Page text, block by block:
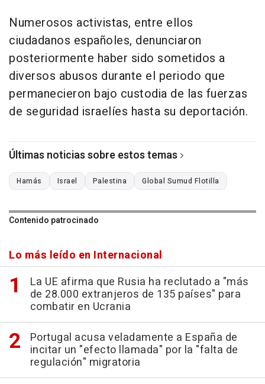
Numerosos activistas, entre ellos
ciudadanos españoles, denunciaron
posteriormente haber sido sometidos a
diversos abusos durante el periodo que
permanecieron bajo custodia de las fuerzas
de seguridad israelíes hasta su deportación.
Últimas noticias sobre estos temas
Hamás Israel Palestina Global Sumud Flotilla
Contenido patrocinado
Lo más leído en Internacional
La UE afirma que Rusia ha reclutado a "más
de 28.000 extranjeros de 135 países" para
combatir en Ucrania
Portugal acusa veladamente a España de
incitar un "efecto llamada" por la "falta de
regulación" migratoria